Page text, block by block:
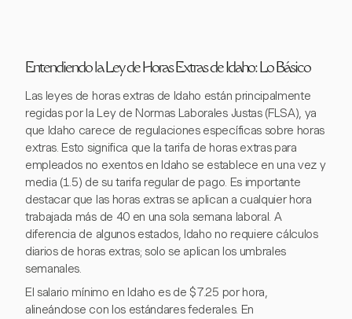
Entendiendo la Ley de Horas Extras de Idaho: Lo Básico
Las leyes de horas extras de Idaho están principalmente
regidas por la Ley de Normas Laborales Justas (FLSA), ya
que Idaho carece de regulaciones específicas sobre horas
extras. Esto significa que la tarifa de horas extras para
empleados no exentos en Idaho se establece en una vez y
media (1.5) de su tarifa regular de pago. Es importante
destacar que las horas extras se aplican a cualquier hora
trabajada más de 40 en una sola semana laboral. A
diferencia de algunos estados, Idaho no requiere cálculos
diarios de horas extras; solo se aplican los umbrales
semanales.
El salario mínimo en Idaho es de $7.25 por hora,
alineándose con los estándares federales. En